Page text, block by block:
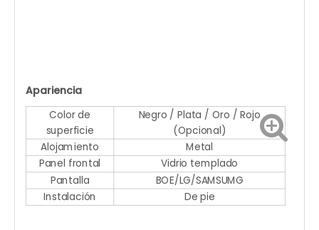
Apariencia
Color de
superficie
Negro / Plata / Oro / Rojo
(Opcional)
Alojamiento
Metal
Panel frontal
Vidrio templado
Pantalla
BOE/LG/SAMSUMG
Instalación
De pie